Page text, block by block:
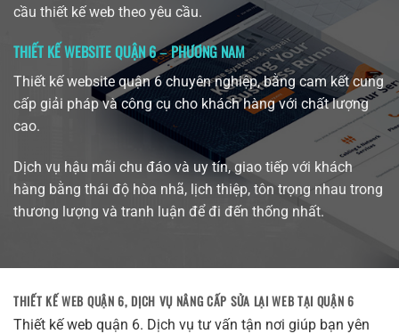
cầu thiết kế web theo yêu cầu.
THIẾT KẾ WEBSITE QUẬN 6–PHƯƠNG NAM
Thiết kế website quận 6 chuyên nghiệp, bằng cam kết cung
cấp giải pháp và công cụ cho khách hàng với chất lượng
cao.
Dịch vụ hậu mãi chu đáo và uy tín, giao tiếp với khách
hàng bằng thái độ hòa nhã, lịch thiệp, tôn trọng nhau trong
thương lượng và tranh luận để đi đến thống nhất.
THIẾT KẾ WEB QUẬN 6, DỊCH VỤ NÂNG CẤP SỬA LẠI WEB TẠI QUẬN 6
Thiết kế web quận 6. Dịch vụ tư vấn tận nơi giúp bạn yên